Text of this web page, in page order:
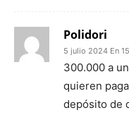
Polidori
5 julio 2024 En
300.000 a
quieren
depósito de